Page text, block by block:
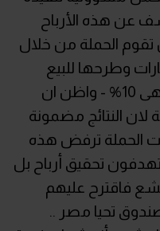
عن هذه الأرباح
تقوم الحملة من خلال
وطرحها للبيع
بالنسب التى اقترحتها الحملة وهى 10% - واظن ان
لان النتائج مضمونة
الحملة ترفض هذه
تحقيق أرباح بل
فاقترح عليهم
صندوق تحيا مصر ..